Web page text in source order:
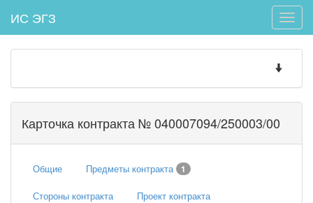
Toggle
ИС ЭГЗ
Toggle
Карточка контракта № 040007094/250003/00
Общие Предметы контракта 1
Стороны контракта Проект контракта